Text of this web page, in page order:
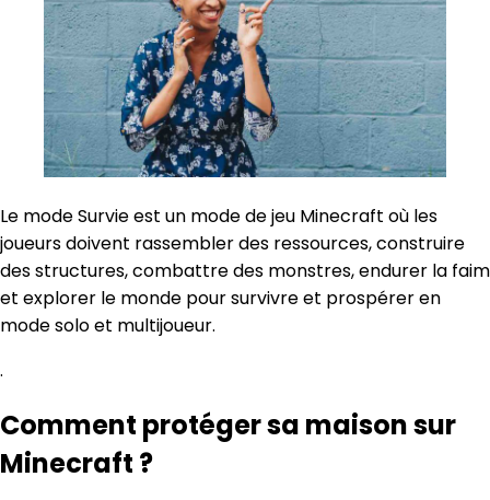
Le mode Survie est un mode de jeu Minecraft où les
joueurs doivent rassembler des ressources, construire
des structures, combattre des monstres, endurer la faim
et explorer le monde pour survivre et prospérer en
mode solo et multijoueur.
.
Comment protéger sa maison sur
Minecraft ?